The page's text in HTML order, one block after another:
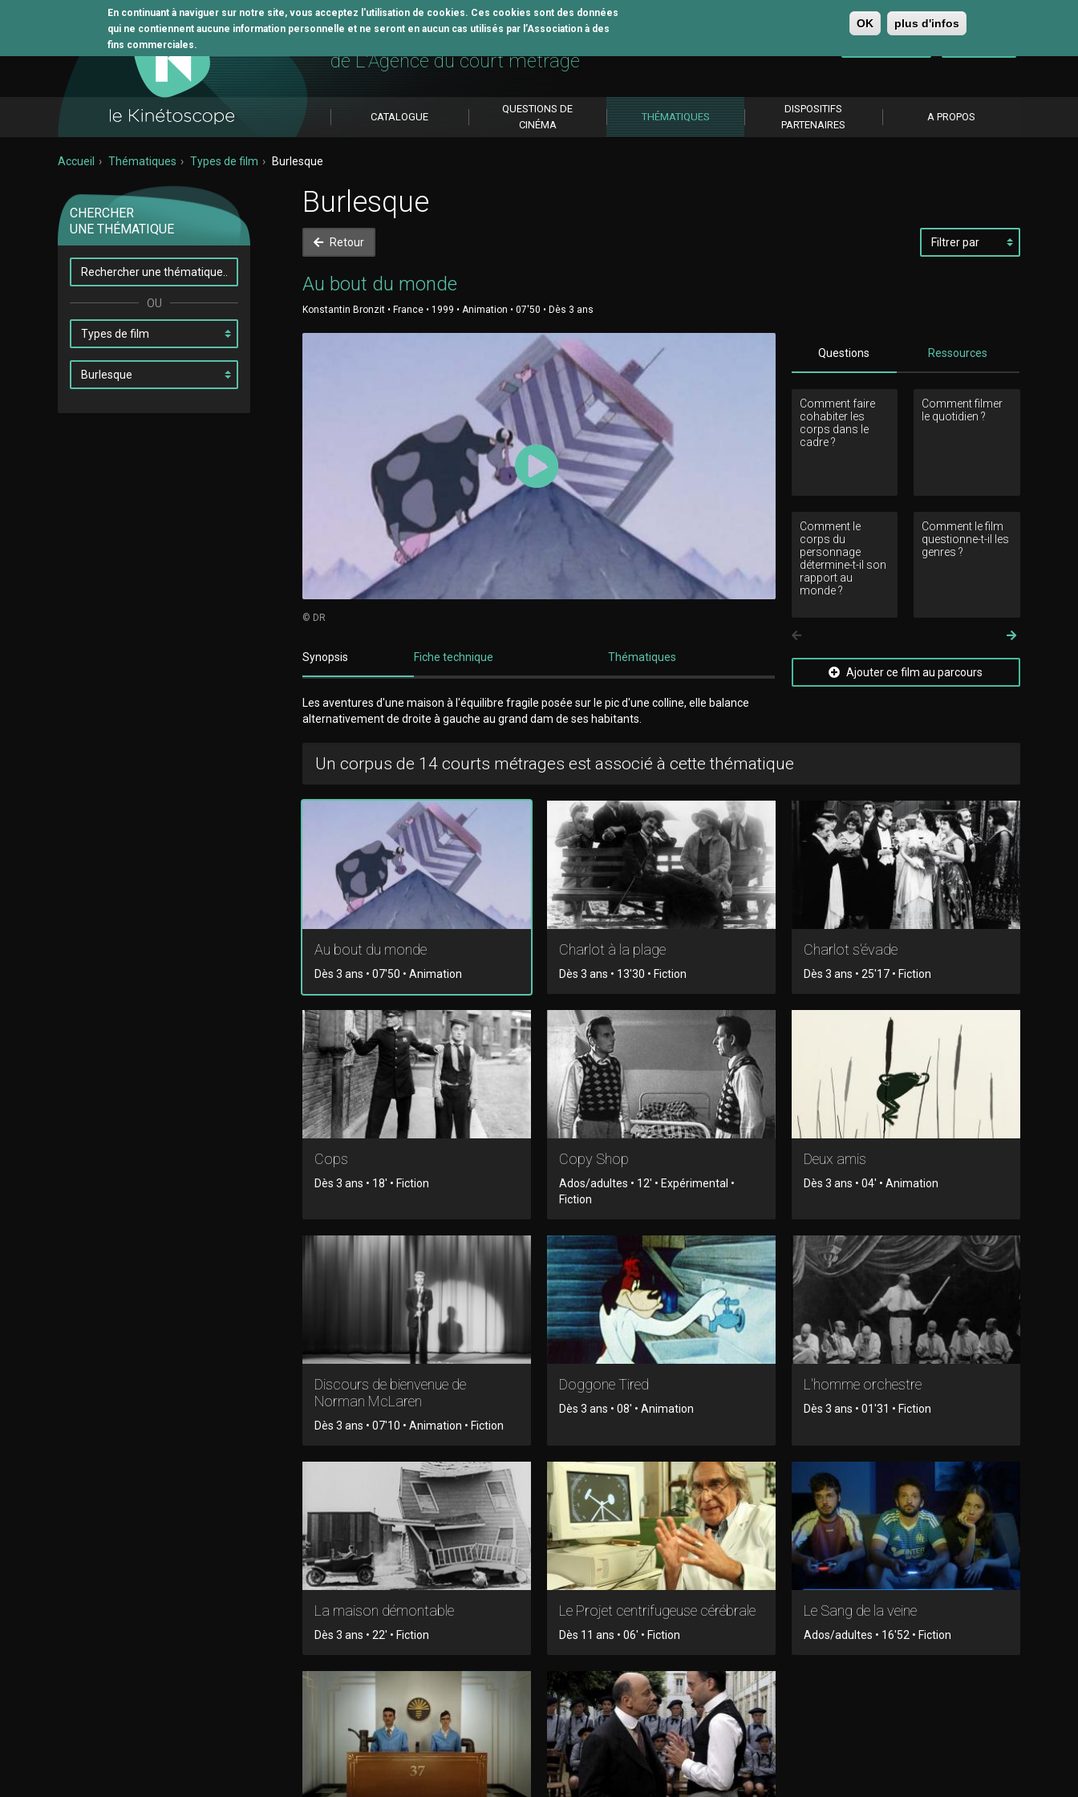
En continuant à naviguer sur notre site, vous acceptez l'utilisation de cookies. Ces cookies sont des données
qui ne contiennent aucune information personnelle et ne seront en aucun cas utilisés par l’Association à des
fins commerciales.
OK plus d'infos
L'outil pédagogique
de L'Agence du court métrage
CATALOGUE
QUESTIONS DE
CINÉMA
THÉMATIQUES
DISPOSITIFS
PARTENAIRES
A PROPOS
Accueil Thématiques Types de film Burlesque
CHERCHER
UNE THÉMATIQUE
Burlesque
Retour
par
Au bout du monde
Konstantin Bronzit • France • 1999 • Animation • 07'50 • Dès 3 ans
Lancer la vidéo
© DR
Synopsis Fiche technique Thématiques
Les aventures d'une maison à l'équilibre fragile posée sur le pic d'une colline, elle balance
alternativement de droite à gauche au grand dam de ses habitants.
Questions Ressources
Comment faire
cohabiter les
corps dans le
cadre ?
Comment filmer
le quotidien ?
Comment le
corps du
personnage
détermine-t-il son
rapport au
monde ?
Comment le film
questionne-t-il les
genres ?
Suivant
Ajouter ce film au parcours
Un corpus de 14 courts métrages est associé à cette thématique
Au bout du monde
Dès 3 ans • 07'50 • Animation
Charlot à la plage
Dès 3 ans • 13'30 • Fiction
Charlot s'évade
Dès 3 ans • 25'17 • Fiction
Cops
Dès 3 ans • 18' • Fiction
Copy Shop
Ados/adultes • 12' • Expérimental •
Fiction
Deux amis
Dès 3 ans • 04' • Animation
Discours de bienvenue de
Norman McLaren
Dès 3 ans • 07'10 • Animation • Fiction
Doggone Tired
Dès 3 ans • 08' • Animation
L'homme orchestre
Dès 3 ans • 01'31 • Fiction
La maison démontable
Dès 3 ans • 22' • Fiction
Le Projet centrifugeuse cérébrale
Dès 11 ans • 06' • Fiction
Le Sang de la veine
Ados/adultes • 16'52 • Fiction